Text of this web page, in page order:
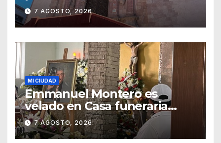
del templo de San Roque
7 AGOSTO, 2026
MI CIUDAD
Emmanuel Montero es
velado en Casa funeraria
Forasté
7 AGOSTO, 2026